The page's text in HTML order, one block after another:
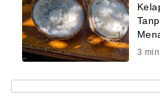
3 min